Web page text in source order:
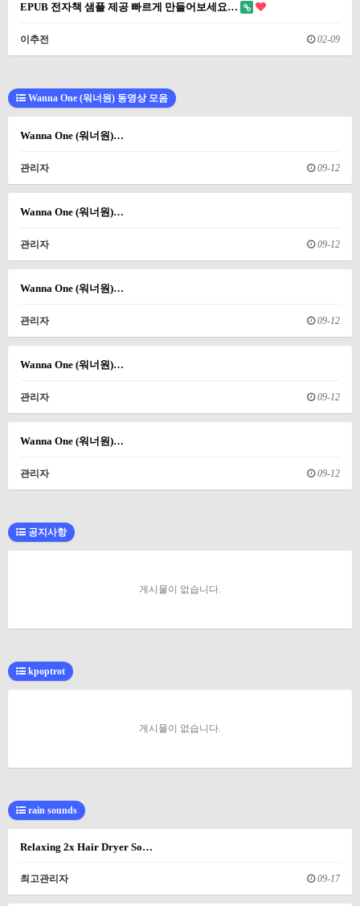
EPUB 전자책 샘플 제공 빠르게 만들어보세요…
이추전 02-09
Wanna One (워너원) 동영상 모음
Wanna One (워너원)…
관리자 09-12
Wanna One (워너원)…
관리자 09-12
Wanna One (워너원)…
관리자 09-12
Wanna One (워너원)…
관리자 09-12
Wanna One (워너원)…
관리자 09-12
공지사항
게시물이 없습니다.
kpoptrot
게시물이 없습니다.
rain sounds
Relaxing 2x Hair Dryer So…
최고관리자 09-17